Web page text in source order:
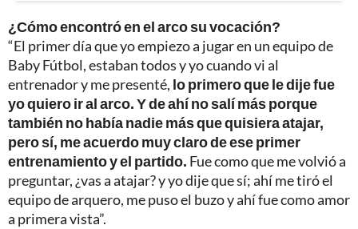
¿Cómo encontró en el arco su vocación?
“El primer día que yo empiezo a jugar en un equipo de
Baby Fútbol, estaban todos y yo cuando vi al
entrenador y me presenté, lo primero que le dije fue
yo quiero ir al arco. Y de ahí no salí más porque
también no había nadie más que quisiera atajar,
pero sí, me acuerdo muy claro de ese primer
entrenamiento y el partido. Fue como que me volvió a
preguntar, ¿vas a atajar? y yo dije que sí; ahí me tiró el
equipo de arquero, me puso el buzo y ahí fue como amor
a primera vista”.